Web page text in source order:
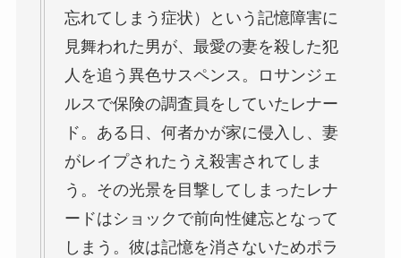
忘れてしまう症状）という記憶障害に
見舞われた男が、最愛の妻を殺した犯
人を追う異色サスペンス。ロサンジェ
ルスで保険の調査員をしていたレナー
ド。ある日、何者かが家に侵入し、妻
がレイプされたうえ殺害されてしま
う。その光景を目撃してしまったレナ
ードはショックで前向性健忘となって
しまう。彼は記憶を消さないためポラ